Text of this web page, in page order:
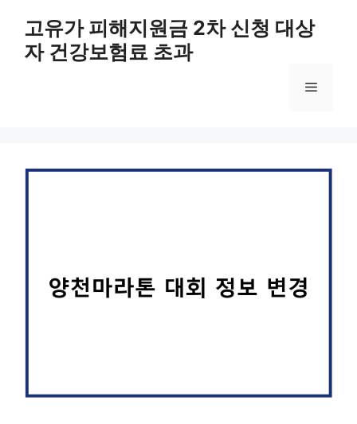
고유가 피해지원금 2차 신청 대상
자 건강보험료 초과
메